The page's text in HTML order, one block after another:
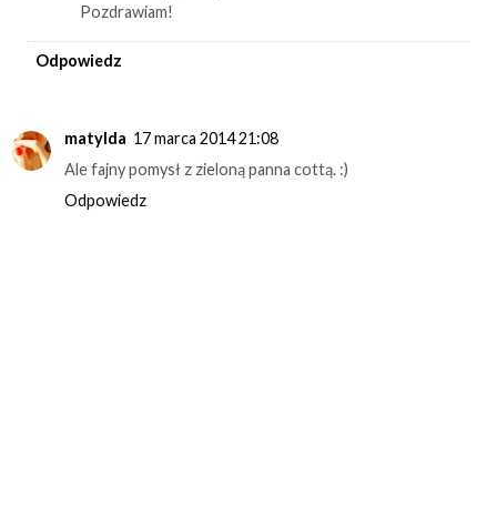
Pozdrawiam!
Odpowiedz
matylda 17 marca 2014 21:08
Ale fajny pomysł z zieloną panna cottą. :)
Odpowiedz